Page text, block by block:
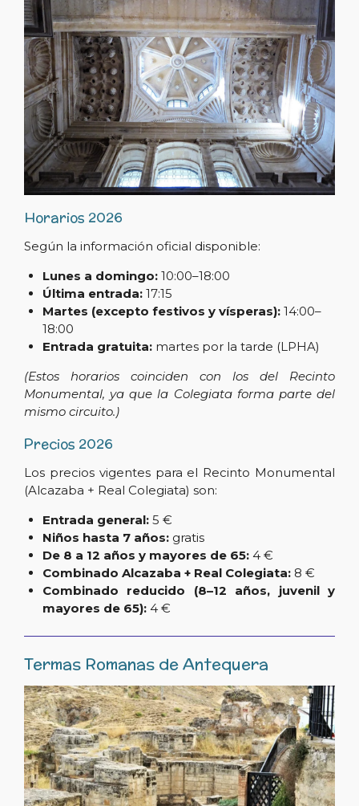
Horarios 2026
Según la información oficial disponible:
Lunes a domingo:10:00–18:00
Última entrada:17:15
Martes (excepto festivos y vísperas):14:00–
18:00
Entrada gratuita:martes por la tarde (LPHA)
(Estos horarios coinciden con los del Recinto
Monumental, ya que la Colegiata forma parte del
mismo circuito.)
Precios 2026
Los precios vigentes para el Recinto Monumental
(Alcazaba + Real Colegiata) son:
Entrada general:5 €
Niños hasta 7 años:gratis
De 8 a 12 años y mayores de 65:4 €
Combinado Alcazaba + Real Colegiata:8 €
Combinado reducido (8–12 años, juvenil y
mayores de 65):4 €
Termas Romanas de Antequera